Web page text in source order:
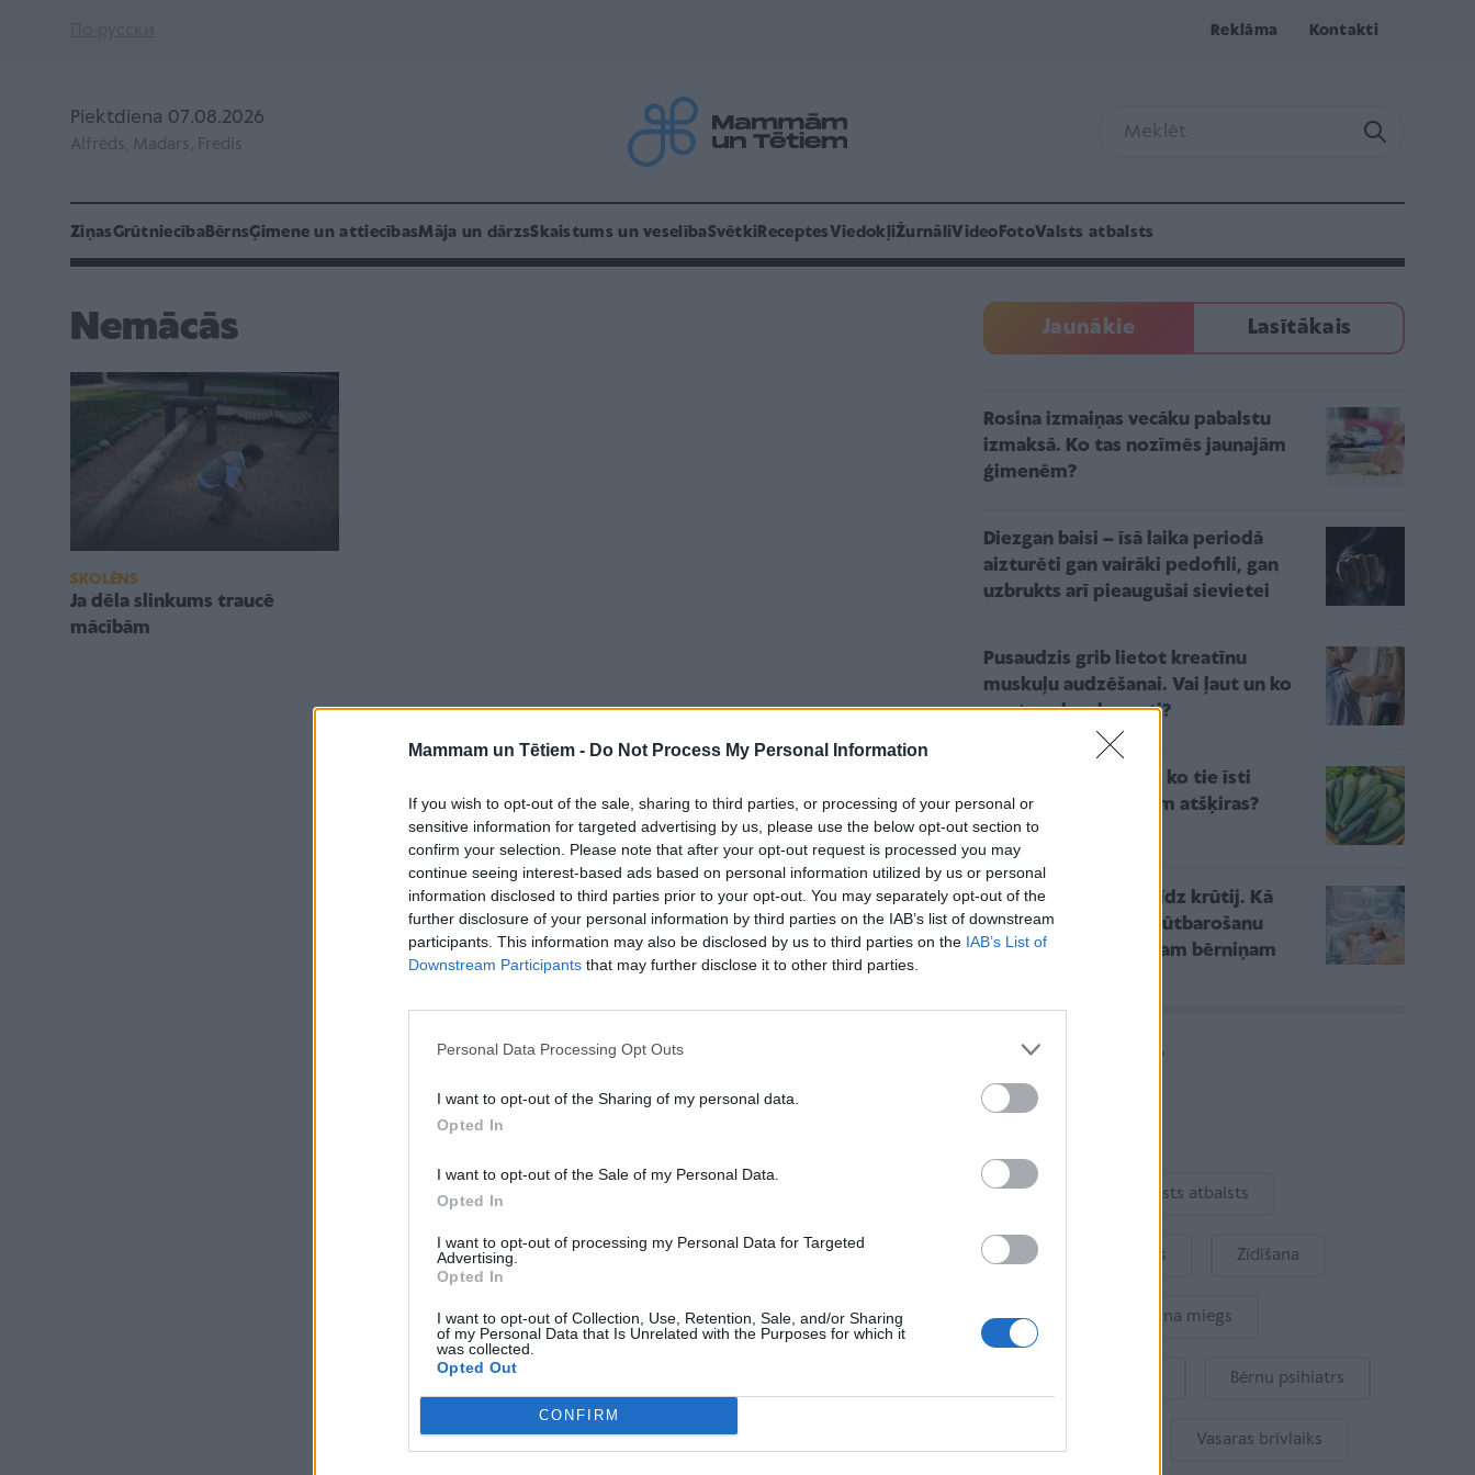
Mammam un Tētiem - Do Not Process My Personal Information
If you wish to opt-out of the sale, sharing to third parties, or processing of your personal or
sensitive information for targeted advertising by us, please use the below opt-out section to
confirm your selection. Please note that after your opt-out request is processed you may
continue seeing interest-based ads based on personal information utilized by us or personal
information disclosed to third parties prior to your opt-out. You may separately opt-out of the
further disclosure of your personal information by third parties on the IAB’s list of downstream
participants. This information may also be disclosed by us to third parties on the IAB’s List of
Downstream Participants that may further disclose it to other third parties.
Personal Data Processing Opt Outs
I want to opt-out of the Sharing of my personal data.
Opted In
I want to opt-out of the Sale of my Personal Data.
Opted In
I want to opt-out of processing my Personal Data for Targeted
Advertising.
Opted In
I want to opt-out of Collection, Use, Retention, Sale, and/or Sharing
of my Personal Data that Is Unrelated with the Purposes for which it
was collected.
Opted Out
CONFIRM
Reklāma Kontakti
Piektdiena 07.08.2026
Alfrēds, Madars, Fredis
ZiņasGrūtniecībaBērnsĢimene un attiecībasMāja un dārzsSkaistums un veselībaSvētki ReceptesViedokļiŽurnāliVideo FotoValsts atbalsts
Nemācās
SKOLĒNS
Ja dēla slinkums traucē
mācībām
Jaunākie Lasītākais
Rosina izmaiņas vecāku pabalstu
izmaksā. Ko tas nozīmēs jaunajām
ģimenēm?
Diezgan baisi – īsā laika periodā
aizturēti gan vairāki pedofili, gan
uzbrukts arī pieaugušai sievietei
Pusaudzis grib lietot kreatīnu
muskuļu audzēšanai. Vai ļaut un ko
par to saka eksperti?
Kabači vai cukini? Ar ko tie īsti
atšķiras un vai tiešām atšķiras?
Ceļš no inkubatora līdz krūtij. Kā
veiksmīgi īstenot krūtbarošanu
priekšlaikus dzimušam bērniņam
Vairāk rakstu
Ukraina Valsts atbalsts
Kur šodien atpūsties Zīdīšana
Drošība Bērna miegs
Bērnu psihiatrs
Vasaras brīvlaiks